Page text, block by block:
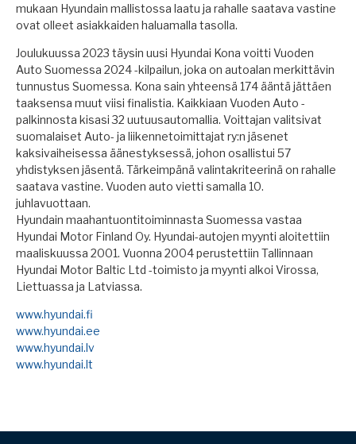
mukaan Hyundain mallistossa laatu ja rahalle saatava vastine
ovat olleet asiakkaiden haluamalla tasolla.
Joulukuussa 2023 täysin uusi Hyundai Kona voitti Vuoden
Auto Suomessa 2024 -kilpailun, joka on autoalan merkittävin
tunnustus Suomessa. Kona sain yhteensä 174 ääntä jättäen
taaksensa muut viisi finalistia. Kaikkiaan Vuoden Auto -
palkinnosta kisasi 32 uutuusautomallia. Voittajan valitsivat
suomalaiset Auto- ja liikennetoimittajat ry:n jäsenet
kaksivaiheisessa äänestyksessä, johon osallistui 57
yhdistyksen jäsentä. Tärkeimpänä valintakriteerinä on rahalle
saatava vastine. Vuoden auto vietti samalla 10.
juhlavuottaan.
Hyundain maahantuontitoiminnasta Suomessa vastaa
Hyundai Motor Finland Oy. Hyundai-autojen myynti aloitettiin
maaliskuussa 2001. Vuonna 2004 perustettiin Tallinnaan
Hyundai Motor Baltic Ltd -toimisto ja myynti alkoi Virossa,
Liettuassa ja Latviassa.
www.hyundai.fi
www.hyundai.ee
www.hyundai.lv
www.hyundai.lt